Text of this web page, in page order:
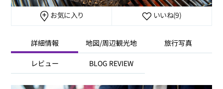
お気に入り いいね(9)
詳細情報 地図/周辺観光地 旅行写真
レビュー BLOG REVIEW